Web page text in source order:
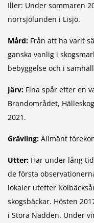
Iller: Under sommaren
norrsjölunden i Lisjö.
Mård:Från att ha varit
ganska vanlig i
bebyggelse och i
Järv:Fina spår efter en
Brandområdet,
2021.
Grävling:Allmänt
Utter:Har under lång tid
de första
lokaler utefter
skogsbäckar. Hösten
i Stora Nadden. Under